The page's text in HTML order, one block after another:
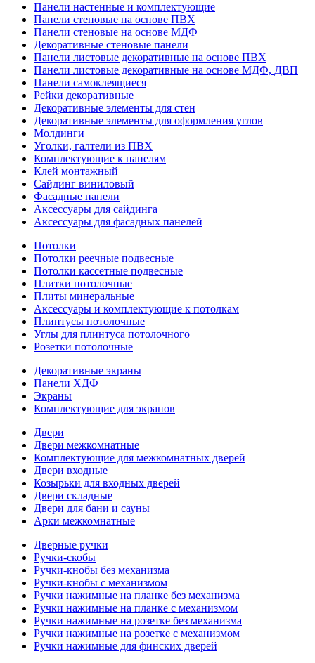
Панели настенные и комплектующие
Панели стеновые на основе ПВХ
Панели стеновые на основе МДФ
Декоративные стеновые панели
Панели листовые декоративные на основе ПВХ
Панели листовые декоративные на основе МДФ, ДВП
Панели самоклеящиеся
Рейки декоративные
Декоративные элементы для стен
Декоративные элементы для оформления углов
Молдинги
Уголки, галтели из ПВХ
Комплектующие к панелям
Клей монтажный
Сайдинг виниловый
Фасадные панели
Аксессуары для сайдинга
Аксессуары для фасадных панелей
Потолки
Потолки реечные подвесные
Потолки кассетные подвесные
Плитки потолочные
Плиты минеральные
Аксессуары и комплектующие к потолкам
Плинтусы потолочные
Углы для плинтуса потолочного
Розетки потолочные
Декоративные экраны
Панели ХДФ
Экраны
Комплектующие для экранов
Двери
Двери межкомнатные
Комплектующие для межкомнатных дверей
Двери входные
Козырьки для входных дверей
Двери складные
Двери для бани и сауны
Арки межкомнатные
Дверные ручки
Ручки-скобы
Ручки-кнобы без механизма
Ручки-кнобы с механизмом
Ручки нажимные на планке без механизма
Ручки нажимные на планке с механизмом
Ручки нажимные на розетке без механизма
Ручки нажимные на розетке с механизмом
Ручки нажимные для финских дверей